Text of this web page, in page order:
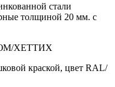
стали
толщиной 20 мм. с
ХЕТТИХ
краской, цвет RAL/